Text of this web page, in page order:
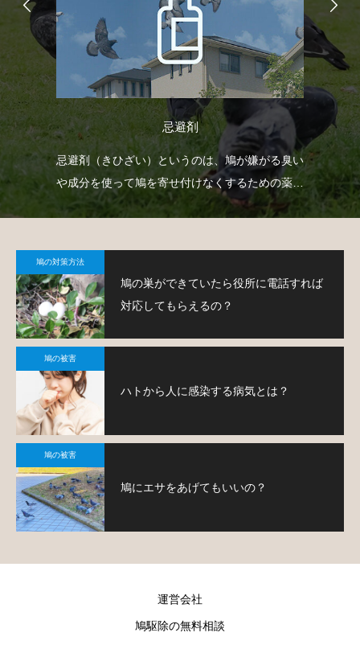
忌避剤
忌避剤（きひざい）というのは、鳩が嫌がる臭い
や成分を使って鳩を寄せ付けなくするための薬剤
で、様々なタイプのものがあります。
鳩の対策方法
鳩の巣ができていたら役所に電話すれば
対応してもらえるの？
鳩の被害
ハトから人に感染する病気とは？
鳩の被害
鳩にエサをあげてもいいの？
運営会社
鳩駆除の無料相談